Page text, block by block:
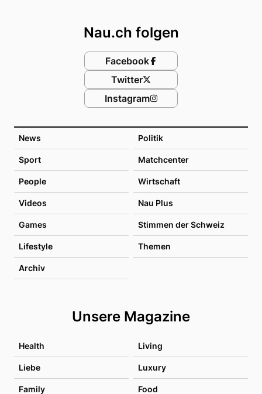
News Politik
Sport Matchcenter
People Wirtschaft
Videos Nau Plus
Games Stimmen der Schweiz
Lifestyle Themen
Archiv
Unsere Magazine
Health Living
Liebe Luxury
Family Food
Nau.ch folgen
Facebook
Twitter
Instagram